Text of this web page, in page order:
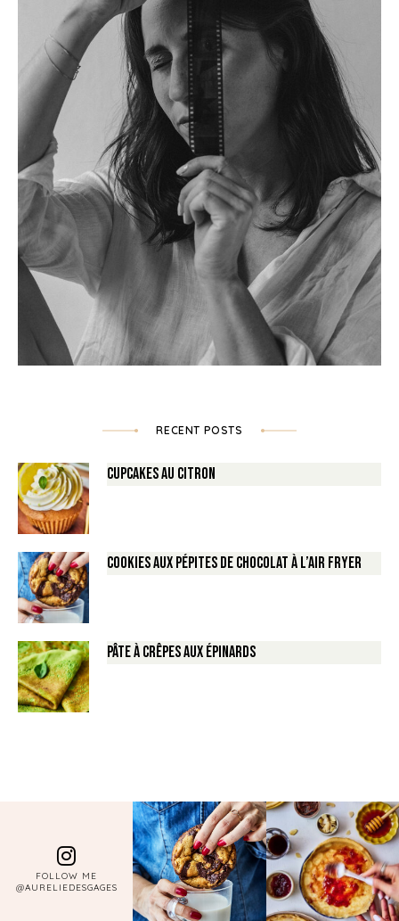
RECENT POSTS
Cupcakes au Citron
Cookies aux pépites de Chocolat à l’air fryer
Pâte à crêpes aux épinards
FOLLOW ME
@AURELIEDESGAGES